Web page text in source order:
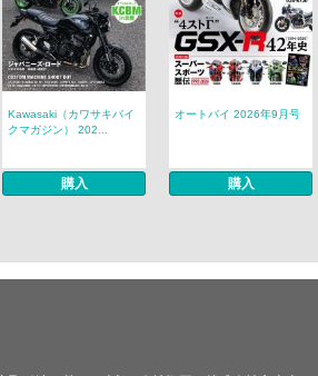
Kawasaki（カワサキバイ
クマガジン） 202...
購入
オートバイ 2026年9月号
購入